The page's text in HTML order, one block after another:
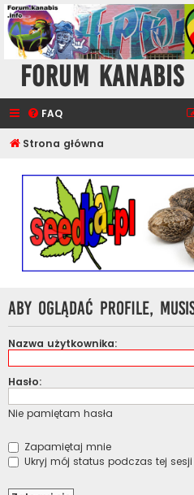
Forum Kanabis
FAQ
Strona główna
Aby oglądać profile,
Nazwa użytkownika:
Hasło:
Nie pamiętam hasła
Zapamiętaj mnie
Ukryj mój status podczas tej sesji